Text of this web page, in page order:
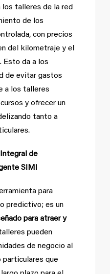
talleres de la red
de los
con precios
del kilometraje y el
Esto da a los
de evitar gastos
a los talleres
y ofrecer un
tanto a
de
SIMI
para
predictivo; es un
para atraer y
pueden
de negocio al
particulares que